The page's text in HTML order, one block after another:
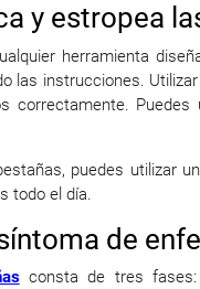
y estropea
herramienta
las instrucciones.
Puedes
puedes utilizar
todo el día.
de
consta de tres